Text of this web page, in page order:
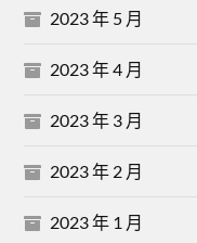
2023 年 5 月
2023 年 4 月
2023 年 3 月
2023 年 2 月
2023 年 1 月